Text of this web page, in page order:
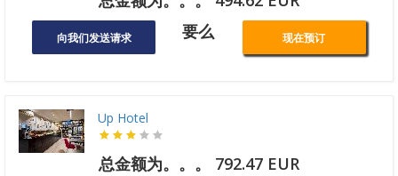
向我们发送请求 要么 现在预订
Up Hotel
总金额为。。。 792.47 EUR